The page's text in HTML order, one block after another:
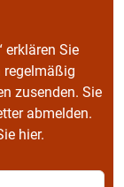
erklären Sie
regelmäßig
zusenden. Sie
abmelden.
hier.